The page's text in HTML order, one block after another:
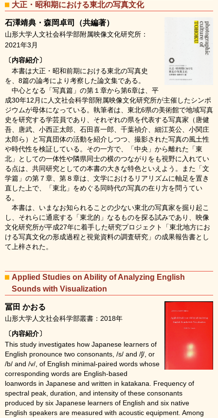
大正・昭和期における東北の写真文化
石澤靖典・森岡卓司（共編著）
山形大学人文社会科学部附属映像文化研究所：
2021年3月
〔内容紹介〕
本書は大正・昭和前期における東北の写真史
を、8篇の論考により考察した論文集である。
中心となる「写真篇」の第１章から第6章は、平
成30年12月に人文社会科学部附属映像文化研究所が主催したシンポ
ジウムが母体になっている。執筆者は、東北6県の美術館で地域写真
史を研究する学芸員であり、それぞれの県を代表する写真家（唐健
吾、唐武、小西正太郎、石田喜一郎、千葉禎介、細江英公、小関庄
太郎ら）と写真団体の活動を紹介しつつ、撮影された写真の風土性
や時代性を検証している。その一方で、「中央」から離れた「東
北」としての一体性や隣県同士の横のつながりをも視野に入れてい
る点は、共同研究としての本書の大きな特色といえよう。また「文
学篇」の第７章、第８章は、文学におけるリアリズムに軸足を置き
直した上で、「東北」をめぐる同時代の写真の在り方を問うてい
る。
本書は、いまなお知られることの少ない東北の写真家を掘り起こ
し、それらに通底する「東北的」なるものを探る試みであり、映像
文化研究所が平成27年に着手した研究プロジェクト「東北地方にお
ける写真文化の形成過程と視覚資料の調査研究」の成果報告書とし
て上梓された。
Applied Studies on Ability of Analyzing English
Sounds with Visualization
冨田 かおる
山形大学人文社会科学部叢書：2018年
〔内容紹介〕
This study investigates how Japanese learners of
English pronounce two consonants, /s/ and /ʃ/, or
/b/ and /v/, of English minimal-paired words whose
corresponding words are English-based
loanwords in Japanese and written in katakana. Frequency of
spectral peak, duration, and intensity of these consonants
produced by six Japanese learners of English and six native
English speakers are measured with acoustic equipment. Among